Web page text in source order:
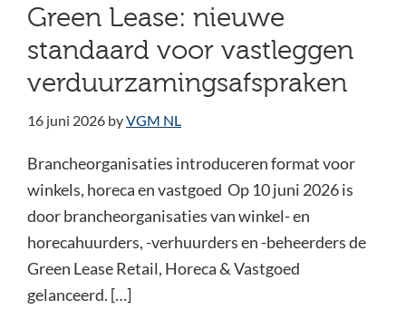
Green Lease: nieuwe
standaard voor vastleggen
verduurzamingsafspraken
16 juni 2026 byVGM NL
Brancheorganisaties introduceren format voor
winkels, horeca en vastgoed Op 10 juni 2026 is
door brancheorganisaties van winkel- en
horecahuurders, -verhuurders en -beheerders de
Green Lease Retail, Horeca & Vastgoed
gelanceerd. […]